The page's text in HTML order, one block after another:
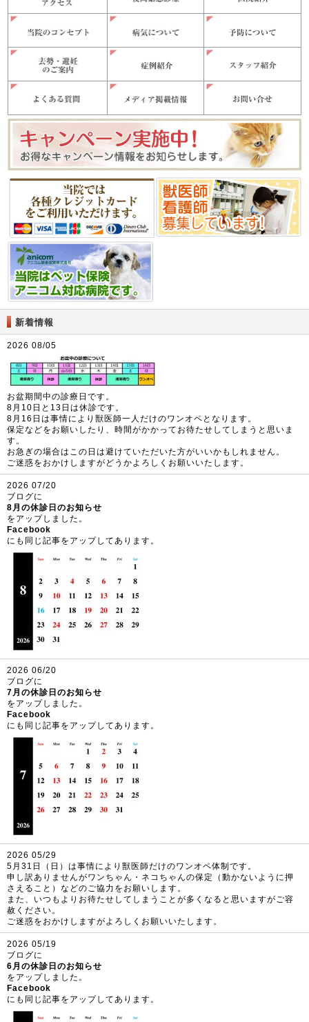
新着情報
2026 08/05
お盆期間中の診療日です。
8月10日と13日は休診です。
8月16日は事情により獣医師一人だけのワンオペとなります。
保定などをお願いしたり、時間がかかってお待たせしてしまうと思いま
す。
お急ぎの場合はこの日は避けていただいた方がいいかもしれません。
ご迷惑をおかけしますがどうかよろしくお願いいたします。
2026 07/20
ブログに
8月の休診日のお知らせ
をアップしました。
Facebook
にも同じ記事をアップしてあります。
2026 06/20
ブログに
7月の休診日のお知らせ
をアップしました。
Facebook
にも同じ記事をアップしてあります。
2026 05/29
5月31日（日）は事情により獣医師だけのワンオペ体制です。
申し訳ありませんがワンちゃん・ネコちゃんの保定（動かないように押
さえること）などのご協力をお願いします。
また、いつもよりお待たせしてしまうことが多くなると思いますがご容
赦ください。
ご迷惑をおかけしますがよろしくお願いいたします。
2026 05/19
ブログに
6月の休診日のお知らせ
をアップしました。
Facebook
にも同じ記事をアップしてあります。